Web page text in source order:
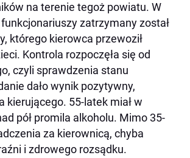
na terenie tegoż powiatu. W
zatrzymany został
którego kierowca przewoził
Kontrola rozpoczęła się od
czyli sprawdzenia stanu
dało wynik pozytywny,
kierującego. 55-latek miał w
pół promila alkoholu. Mimo 35-
za kierownicą, chyba
i zdrowego rozsądku.